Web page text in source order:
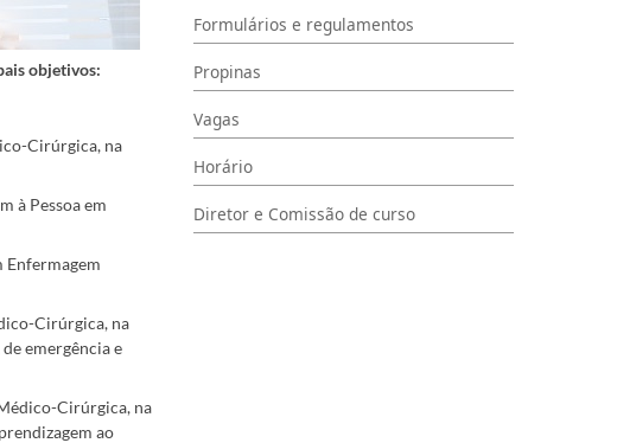
objetivos:
Cirúrgica, na
à Pessoa em
Enfermagem
Cirúrgica, na
emergência e
Cirúrgica, na
ao
Formulários e regulamentos
Propinas
Vagas
Horário
Diretor e Comissão de curso